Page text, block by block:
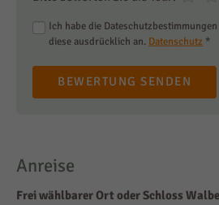
Ich habe die
diese ausdrücklich an. Datenschutz *
BEWERTUNG SENDEN
Anreise
Frei wählbarer Ort oder Schloss